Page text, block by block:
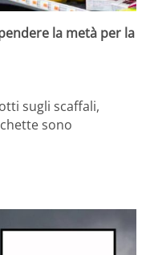
la metà per la
sugli scaffali,
sono